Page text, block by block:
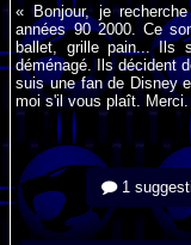
« Bonjour, je
années 90 2000. Ce
ballet, grille pain... Ils
déménagé. Ils décident
suis une fan de Disney
moi s'il vous plaît.
1